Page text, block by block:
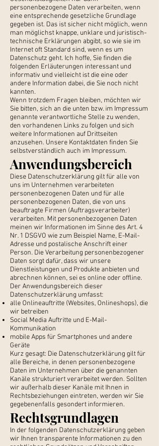
personenbezogene Daten verarbeiten, wenn
eine entsprechende gesetzliche Grundlage
gegeben ist. Das ist sicher nicht möglich, wenn
man möglichst knappe, unklare und juristisch-
technische Erklärungen abgibt, so wie sie im
Internet oft Standard sind, wenn es um
Datenschutz geht. Ich hoffe, Sie finden die
folgenden Erläuterungen interessant und
informativ und vielleicht ist die eine oder
andere Information dabei, die Sie noch nicht
kannten.
Wenn trotzdem Fragen bleiben, möchten wir
Sie bitten, sich an die unten bzw. im Impressum
genannte verantwortliche Stelle zu wenden,
den vorhandenen Links zu folgen und sich
weitere Informationen auf Drittseiten
anzusehen. Unsere Kontaktdaten finden Sie
selbstverständlich auch im Impressum.
Anwendungsbereich
Diese Datenschutzerklärung gilt für alle von
uns im Unternehmen verarbeiteten
personenbezogenen Daten und für alle
personenbezogenen Daten, die von uns
beauftragte Firmen (Auftragsverarbeiter)
verarbeiten. Mit personenbezogenen Daten
meinen wir Informationen im Sinne des Art. 4
Nr. 1 DSGVO wie zum Beispiel Name, E-Mail-
Adresse und postalische Anschrift einer
Person. Die Verarbeitung personenbezogener
Daten sorgt dafür, dass wir unsere
Dienstleistungen und Produkte anbieten und
abrechnen können, sei es online oder offline.
Der Anwendungsbereich dieser
Datenschutzerklärung umfasst:
alle Onlineauftritte (Websites, Onlineshops), die
wir betreiben
Social Media Auftritte und E-Mail-
Kommunikation
mobile Apps für Smartphones und andere
Geräte
Kurz gesagt: Die Datenschutzerklärung gilt für
alle Bereiche, in denen personenbezogene
Daten im Unternehmen über die genannten
Kanäle strukturiert verarbeitet werden. Sollten
wir außerhalb dieser Kanäle mit Ihnen in
Rechtsbeziehungen eintreten, werden wir Sie
gegebenenfalls gesondert informieren.
Rechtsgrundlagen
In der folgenden Datenschutzerklärung geben
wir Ihnen transparente Informationen zu den